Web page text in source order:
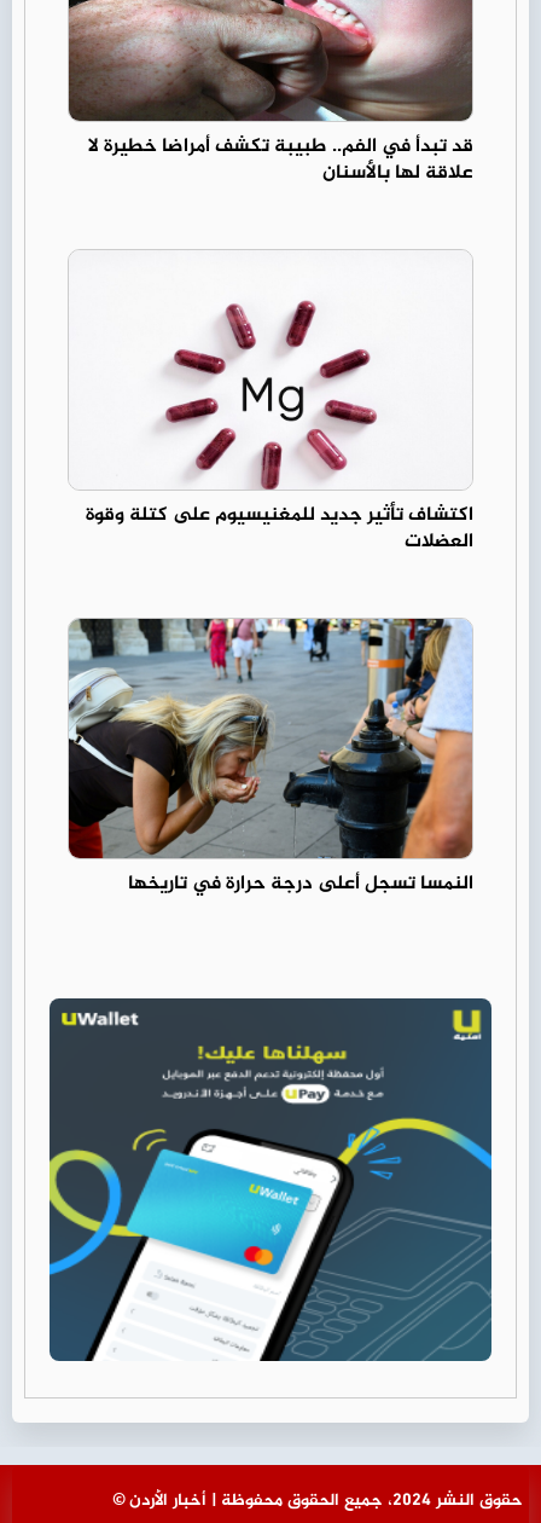
قد تبدأ في الفم.. طبيبة تكشف أمراضا خطيرة لا
علاقة لها بالأسنان
اكتشاف تأثير جديد للمغنيسيوم على كتلة وقوة
العضلات
النمسا تسجل أعلى درجة حرارة في تاريخها
© حقوق النشر 2024، جميع الحقوق محفوظة | أخبار الأردن